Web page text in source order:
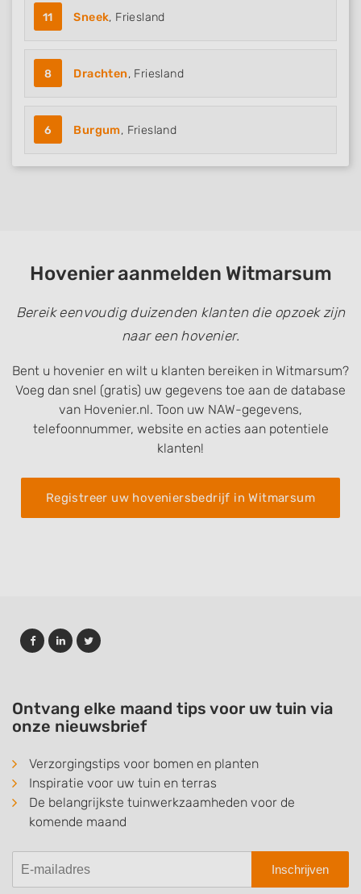
11 Sneek, Friesland
8 Drachten, Friesland
6 Burgum, Friesland
Hovenier aanmelden Witmarsum
Bereik eenvoudig duizenden klanten die opzoek zijn
naar een hovenier.
Bent u hovenier en wilt u klanten bereiken in Witmarsum?
Voeg dan snel (gratis) uw gegevens toe aan de database
van Hovenier.nl. Toon uw NAW-gegevens,
telefoonnummer, website en acties aan potentiele
klanten!
Registreer uw hoveniersbedrijf in Witmarsum
Ontvang elke maand tips voor uw tuin via
onze nieuwsbrief
Verzorgingstips voor bomen en planten
Inspiratie voor uw tuin en terras
De belangrijkste tuinwerkzaamheden voor de
komende maand
Inschrijven